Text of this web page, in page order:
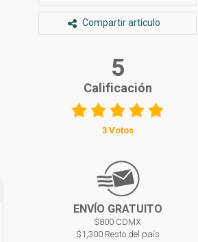
Compartir artículo
5
Calificación
3 Votos
ENVÍO GRATUITO
$800 CDMX
$1,300 Resto del país